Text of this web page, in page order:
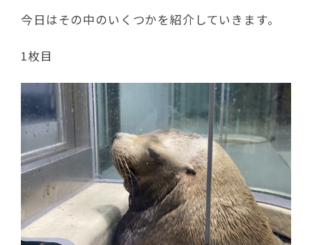
今日はその中のいくつかを紹介していきます。
1枚目